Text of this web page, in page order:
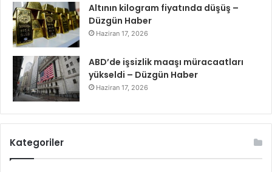
Altının kilogram fiyatında düşüş –
Düzgün Haber
Haziran 17, 2026
ABD’de işsizlik maaşı müracaatları
yükseldi – Düzgün Haber
Haziran 17, 2026
Kategoriler